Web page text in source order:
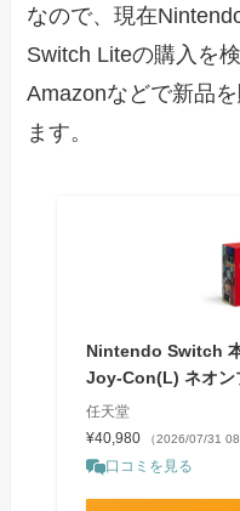
なので、現在
Switch Liteの購入を
Amazonなどで新品
ます。
Nintendo Switch
Joy-Con(L) ネオン
任天堂
¥40,980
（2026/07/31
口コミを見る